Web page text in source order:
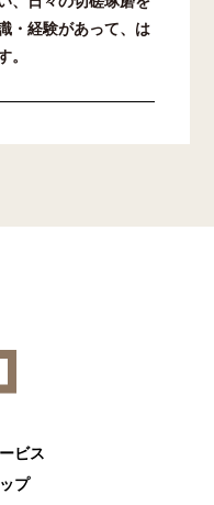
・経験があって、は
。
ビス
プ